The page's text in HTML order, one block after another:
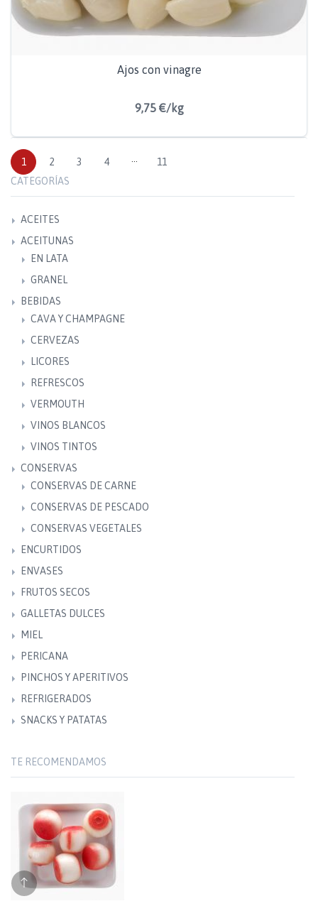
Ajos con vinagre
9,75 €/kg
1 2 3 4 ···
11
CATEGORÍAS
ACEITES
ACEITUNAS
EN LATA
GRANEL
BEBIDAS
CAVA Y CHAMPAGNE
CERVEZAS
LICORES
REFRESCOS
VERMOUTH
VINOS BLANCOS
VINOS TINTOS
CONSERVAS
CONSERVAS DE CARNE
CONSERVAS DE PESCADO
CONSERVAS VEGETALES
ENCURTIDOS
ENVASES
FRUTOS SECOS
GALLETAS DULCES
MIEL
PERICANA
PINCHOS Y APERITIVOS
REFRIGERADOS
SNACKS Y PATATAS
TE RECOMENDAMOS